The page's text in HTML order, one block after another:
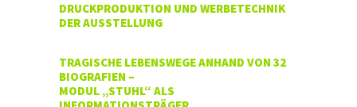
DRUCKPRODUKTION UND WERBETECHNIK
DER AUSSTELLUNG
TRAGISCHE LEBENSWEGE ANHAND VON 32
BIOGRAFIEN –
MODUL „STUHL“ ALS